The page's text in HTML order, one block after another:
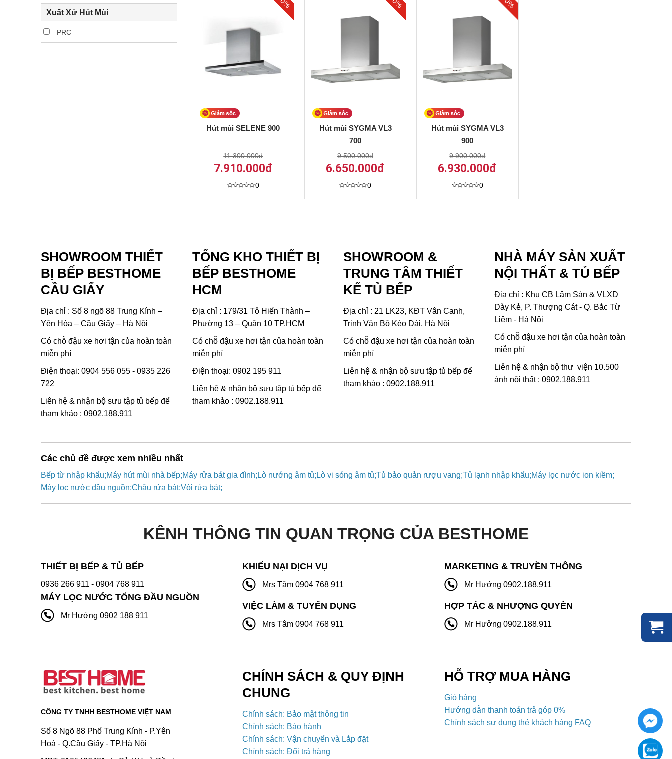
Xuất Xứ Hút Mùi
PRC
Hút mùi SELENE 900
11.300.000đ
7.910.000đ
xếp
0
Hút mùi SYGMA VL3
700
9.500.000đ
6.650.000đ
xếp
0
Hút mùi SYGMA VL3
900
9.900.000đ
6.930.000đ
xếp
0
SHOWROOM THIẾT
BỊ BẾP BESTHOME
CẦU GIẤY
Địa chỉ : Số 8 ngõ 88 Trung Kính –
Yên Hòa – Cầu Giấy – Hà Nội
Có chỗ đậu xe hơi tận của hoàn toàn
miễn phí
Điện thoại: 0904 556 055 - 0935 226
722
Liên hệ & nhận bộ sưu tập tủ bếp để
tham khảo : 0902.188.911
TỔNG KHO THIẾT BỊ
BẾP BESTHOME
HCM
Địa chỉ : 179/31 Tô Hiến Thành –
Phường 13 – Quận 10 TP.HCM
Có chỗ đậu xe hơi tận của hoàn toàn
miễn phí
Điện thoại: 0902 195 911
Liên hệ & nhận bộ sưu tập tủ bếp để
tham khảo : 0902.188.911
SHOWROOM &
TRUNG TÂM THIẾT
KẾ TỦ BẾP
Địa chỉ : 21 LK23, KĐT Vân Canh,
Trịnh Văn Bô Kéo Dài, Hà Nội
Có chỗ đậu xe hơi tận của hoàn toàn
miễn phí
Liên hệ & nhận bộ sưu tập tủ bếp để
tham khảo : 0902.188.911
NHÀ MÁY SẢN XUẤT
NỘI THẤT & TỦ BẾP
Địa chỉ : Khu CB Lâm Sản & VLXD
Dày Kẻ, P. Thượng Cát - Q. Bắc Từ
Liêm - Hà Nội
Có chỗ đậu xe hơi tận của hoàn toàn
miễn phí
Liên hệ & nhận bộ thư viện 10.500
ảnh nội thất : 0902.188.911
Các chủ đề được xem nhiều nhất
Bếp từ nhập khẩu Máy hút mùi nhà bếp Máy rửa bát gia đình Lò nướng âm tủ Lò vi sóng âm tủ Tủ bảo quản rượu vang Tủ lạnh nhập khẩu Máy lọc nước ion kiềm
Máy lọc nước đầu nguồn Chậu rửa bát Vòi rửa bát
KÊNH THÔNG TIN QUAN TRỌNG CỦA BESTHOME
THIẾT BỊ BẾP & TỦ BẾP
0936 266 911 - 0904 768 911
MÁY LỌC NƯỚC TỔNG ĐẦU NGUỒN
Mr Hưởng 0902 188 911
KHIẾU NẠI DỊCH VỤ
Mrs Tâm 0904 768 911
VIỆC LÀM & TUYỂN DỤNG
Mrs Tâm 0904 768 911
MARKETING & TRUYỀN THÔNG
Mr Hưởng 0902.188.911
HỢP TÁC & NHƯỢNG QUYỀN
Mr Hưởng 0902.188.911
CÔNG TY TNHH BESTHOME VIỆT NAM
Số 8 Ngõ 88 Phố Trung Kính - P.Yên
Hoà - Q.Cầu Giấy - TP.Hà Nội
CHÍNH SÁCH & QUY ĐỊNH
CHUNG
Chính sách: Bảo mật thông tin
Chính sách: Bảo hành
Chính sách: Vận chuyển và Lắp đặt
Chính sách: Đổi trả hàng
HỖ TRỢ MUA HÀNG
Giỏ hàng
Hướng dẫn thanh toán trả góp 0%
Chính sách sự dụng thẻ khách hàng FAQ